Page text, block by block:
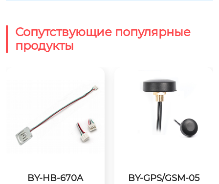
Сопутствующие популярные
продукты
BY-HB-670A BY-GPS/GSM-05